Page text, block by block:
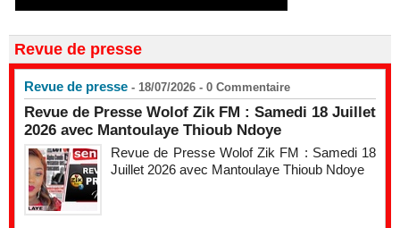
Revue de presse
Revue de presse - 18/07/2026 - 0 Commentaire
Revue de Presse Wolof Zik FM : Samedi 18 Juillet
2026 avec Mantoulaye Thioub Ndoye
Revue de Presse Wolof Zik FM : Samedi 18
Juillet 2026 avec Mantoulaye Thioub Ndoye